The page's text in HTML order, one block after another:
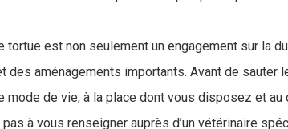
tortue est non seulement un engagement sur la
des aménagements importants. Avant de sauter
mode de vie, à la place dont vous disposez et au
à vous renseigner auprès d’un vétérinaire